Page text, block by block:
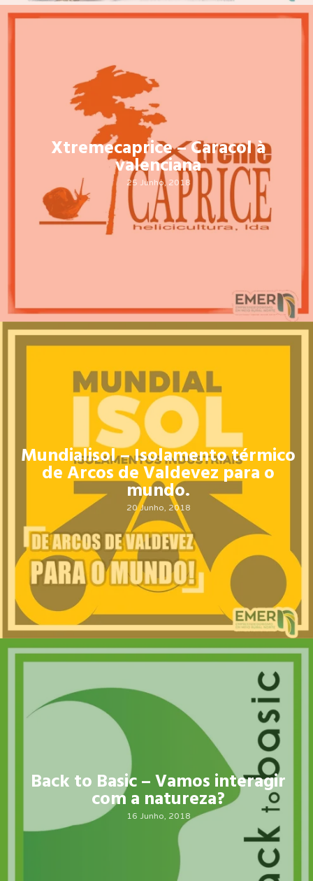
Xtremecaprice – Caracol à
valenciana
25 Junho, 2018
Mundialisol – Isolamento térmico
de Arcos de Valdevez para o
mundo.
20 Junho, 2018
Back to Basic – Vamos interagir
com a natureza?
16 Junho, 2018